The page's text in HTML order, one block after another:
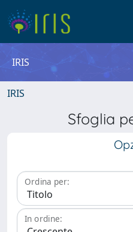
IRIS
IRIS
Sfoglia
Ordina per:
In ordine: